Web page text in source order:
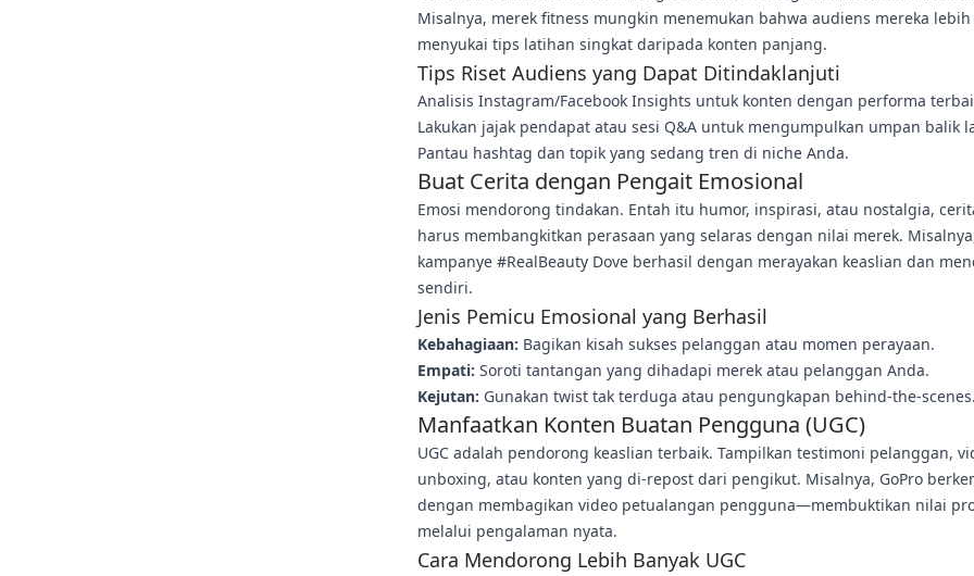
Misalnya, merek fitness mungkin menemukan bahwa audiens mereka lebih
menyukai tips latihan singkat daripada konten panjang.
Tips Riset Audiens yang Dapat Ditindaklanjuti
Analisis Instagram/Facebook Insights untuk konten dengan performa
Lakukan jajak pendapat atau sesi Q&A untuk mengumpulkan umpan balik
Pantau hashtag dan topik yang sedang tren di niche Anda.
Buat Cerita dengan Pengait Emosional
Emosi mendorong tindakan. Entah itu humor, inspirasi, atau nostalgia,
harus membangkitkan perasaan yang selaras dengan nilai merek.
kampanye #RealBeauty Dove berhasil dengan merayakan keaslian dan
sendiri.
Jenis Pemicu Emosional yang Berhasil
Kebahagiaan: Bagikan kisah sukses pelanggan atau momen perayaan.
Empati: Soroti tantangan yang dihadapi merek atau pelanggan Anda.
Kejutan: Gunakan twist tak terduga atau pengungkapan behind-the-scenes.
Manfaatkan Konten Buatan Pengguna (UGC)
UGC adalah pendorong keaslian terbaik. Tampilkan testimoni pelanggan,
unboxing, atau konten yang di-repost dari pengikut. Misalnya, GoPro
dengan membagikan video petualangan pengguna—membuktikan nilai
melalui pengalaman nyata.
Cara Mendorong Lebih Banyak UGC